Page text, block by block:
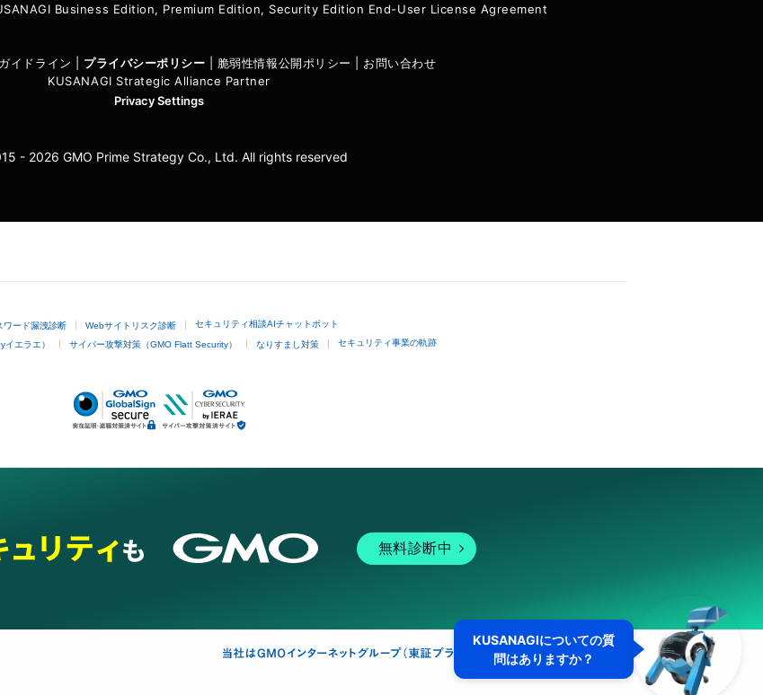
Business Edition, Premium Edition, Security Edition End-User License Agreement
イドライン プライバシーポリシー 脆弱性情報公開ポリシー
お問い合わせ
KUSANAGI Strategic Alliance Partner
Privacy Settings
- 2026 GMO Prime Strategy Co., Ltd. All rights reserved
ワード漏洩診断 Webサイトリスク診断 セキュリティ相談AIチャットボット
エラエ） サイバー攻撃対策（GMO Flatt Security） なりすまし対策 セキュリティ事業の軌跡
無料診断中
KUSANAGIについての質
問はありますか？